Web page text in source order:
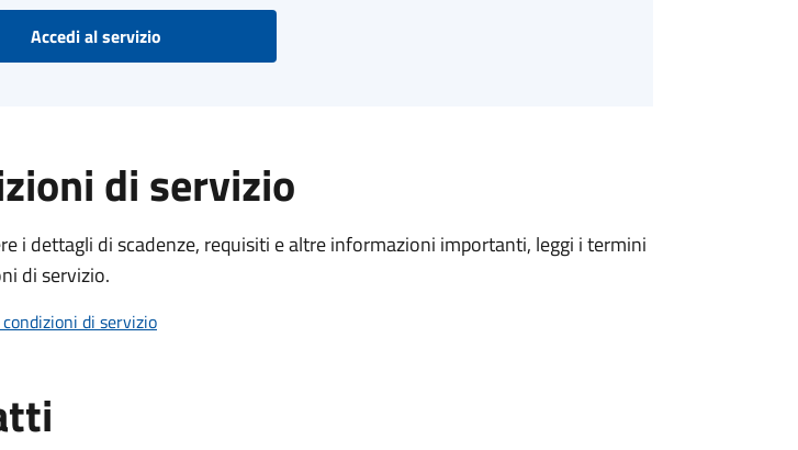
Accedi al servizio
di servizio
i dettagli di scadenze, requisiti e altre informazioni importanti, leggi i termini
di servizio.
di servizio